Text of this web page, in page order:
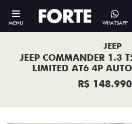
MENU WHATSAPP
JEEP
JEEP COMMANDER 1.3
LIMITED AT6 4P
R$